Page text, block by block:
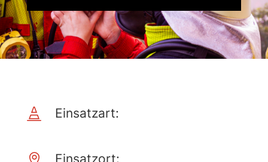
 Einsatzart:
Einsatzort: